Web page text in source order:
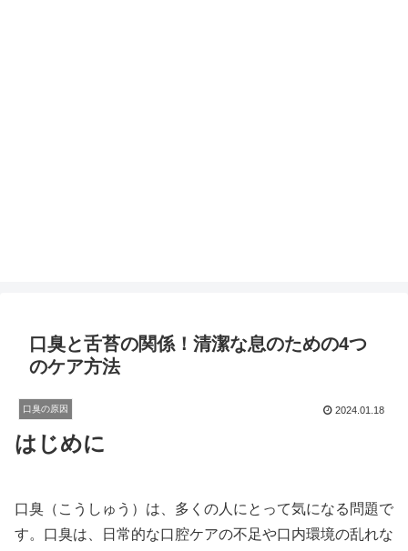
口臭と舌苔の関係！清潔な息のための4つ
のケア方法
口臭の原因 2024.01.18
はじめに
口臭（こうしゅう）は、多くの人にとって気になる問題で
す。口臭は、日常的な口腔ケアの不足や口内環境の乱れな